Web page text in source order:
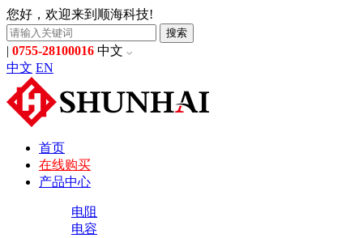
您好，欢迎来到顺海科技!
搜索
| 0755-28100016 中文
中文 EN
首页
在线购买
产品中心
电阻
电容